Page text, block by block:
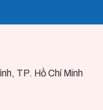
TP. Hồ Chí Minh